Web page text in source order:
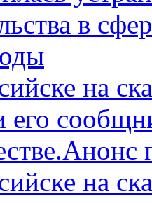
в
на
его
на